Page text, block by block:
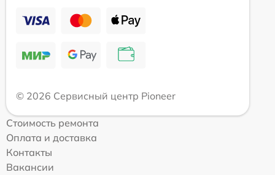
© 2026 Сервисный центр Pioneer
Стоимость ремонта
Оплата и доставка
Контакты
Вакансии